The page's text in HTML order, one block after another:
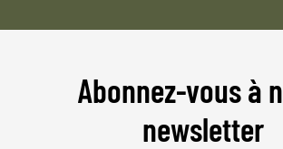
Abonnez-vous à
newsletter